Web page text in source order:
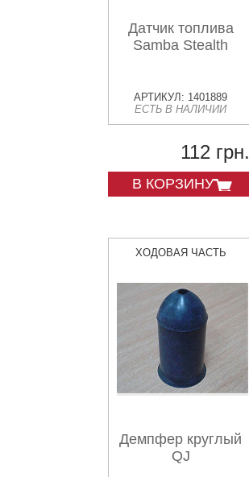
Датчик топлива
Samba Stealth
АРТИКУЛ: 1401889
ЕСТЬ В НАЛИЧИИ
112 грн.
В КОРЗИНУ
ХОДОВАЯ ЧАСТЬ
Демпфер круглый
QJ